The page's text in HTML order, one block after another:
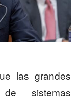
las grandes
de sistemas